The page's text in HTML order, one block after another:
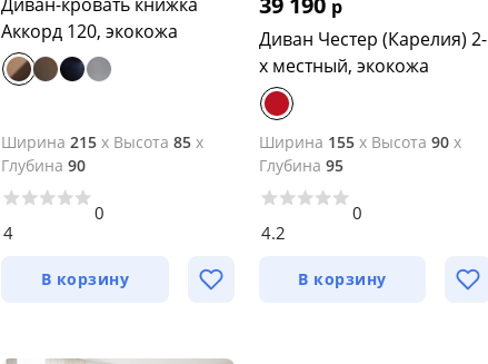
Аккорд 120, экокожа
Ширина 215 x Высота 85 x
Глубина 90
4
0
В корзину
р
Диван Честер (Карелия) 2-
х местный, экокожа
Ширина 155x Высота 90x
Глубина 95
4.2
0
В корзину